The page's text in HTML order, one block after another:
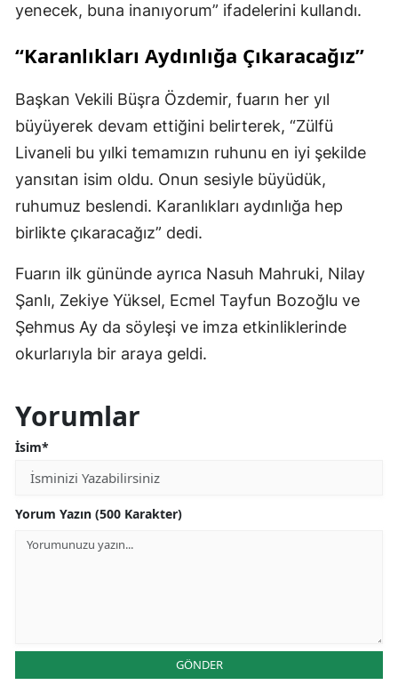
yenecek, buna inanıyorum” ifadelerini kullandı.
“Karanlıkları Aydınlığa Çıkaracağız”
Başkan Vekili Büşra Özdemir, fuarın her yıl
büyüyerek devam ettiğini belirterek, “Zülfü
Livaneli bu yılki temamızın ruhunu en iyi şekilde
yansıtan isim oldu. Onun sesiyle büyüdük,
ruhumuz beslendi. Karanlıkları aydınlığa hep
birlikte çıkaracağız” dedi.
Fuarın ilk gününde ayrıca Nasuh Mahruki, Nilay
Şanlı, Zekiye Yüksel, Ecmel Tayfun Bozoğlu ve
Şehmus Ay da söyleşi ve imza etkinliklerinde
okurlarıyla bir araya geldi.
Yorumlar
İsim*
Yorum Yazın (500 Karakter)
GÖNDER